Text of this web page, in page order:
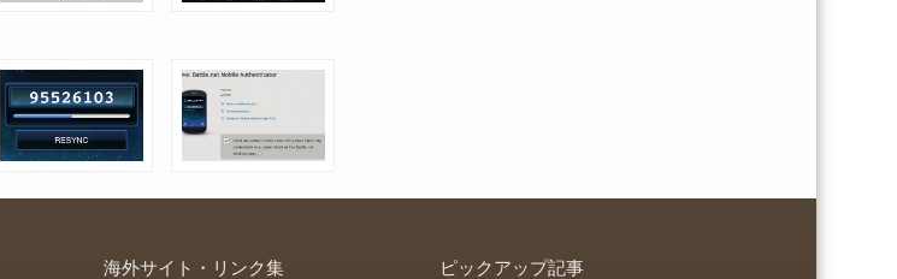
海外サイト・リンク集 ピックアップ記事